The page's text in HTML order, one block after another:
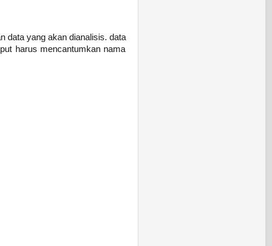
data yang akan dianalisis. data
harus mencantumkan nama